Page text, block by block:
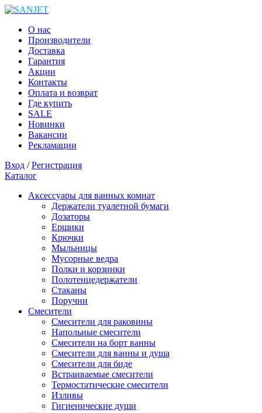
О нас
Производители
Доставка
Гарантия
Акции
Контакты
Оплата и возврат
Где купить
SALE
Новинки
Вакансии
Рекламации
Вход /Регистрация
Каталог
Аксессуары для ванных комнат
Держатели туалетной бумаги
Дозаторы
Ершики
Крючки
Мыльницы
Мусорные ведра
Полки и корзинки
Полотенцедержатели
Стаканы
Поручни
Смесители
Смесители для раковины
Напольные смесители
Смесители на борт ванны
Смесители для ванны и душа
Смесители для биде
Встраиваемые смесители
Термостатические смесители
Изливы
Гигиенические души